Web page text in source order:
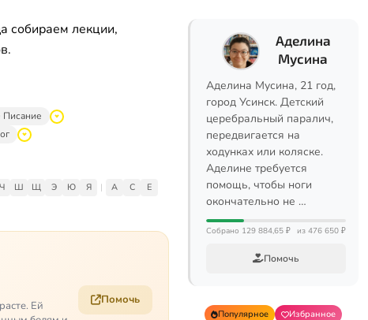
собираем лекции,
Ч Ш Щ Э Ю Я | A C
E
Ей
Помочь
Аделина
Мусина
Аделина Мусина, 21 год,
город Усинск. Детский
церебральный паралич,
передвигается на
ходунках или коляске.
Аделине требуется
помощь, чтобы ноги
окончательно не …
Собрано 129 884,65 ₽ из 476 650 ₽
Помочь
Популярное
Избранное